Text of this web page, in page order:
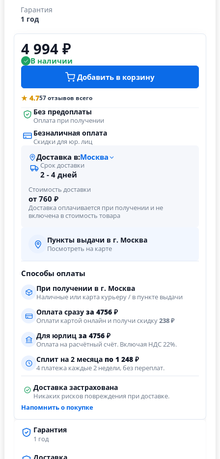
Гарантия
1 год
Гарантия
1 год
4 994 ₽
В наличии
Добавить в корзину
★ 4.757 отзывов всего
Без предоплаты
Оплата при получении
Безналичная оплата
Скидки для юр. лиц
Доставка в:Москва
Срок доставки
2 - 4 дней
Стоимость доставки
от 760 ₽
Доставка оплачивается при получении и не
включена в стоимость товара
Пункты выдачи в г. Москва
Посмотреть на карте
Способы оплаты
При получении в г. Москва
Наличные или карта курьеру / в пункте выдачи
Оплата сразу за 4756 ₽
Оплати картой онлайн и получи скидку238 ₽
Для юрлиц за 4756 ₽
Оплата на расчётный счёт. Включая НДС 22%.
Сплит на 2 месяца по 1 248 ₽
4 платежа каждые 2 недели, без переплат.
Доставка застрахована
Никаких рисков повреждения при доставке.
Напомнить о покупке